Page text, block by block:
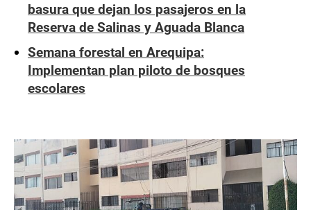
basura que dejan los pasajeros en la
Reserva de Salinas y Aguada Blanca
Semana forestal en Arequipa:
Implementan plan piloto de bosques
escolares